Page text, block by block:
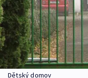
Dětský domov